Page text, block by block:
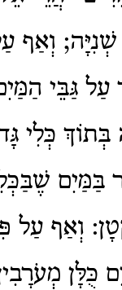
וְאַף
גַּבֵּי
כְּלִי
בַּמַּיִם
וְאַף עַל
כֻּלָּן